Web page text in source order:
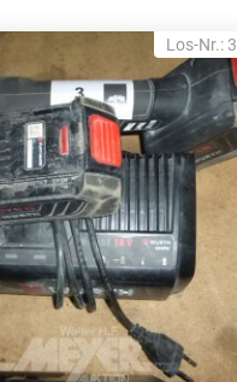
Los-Nr.: 3